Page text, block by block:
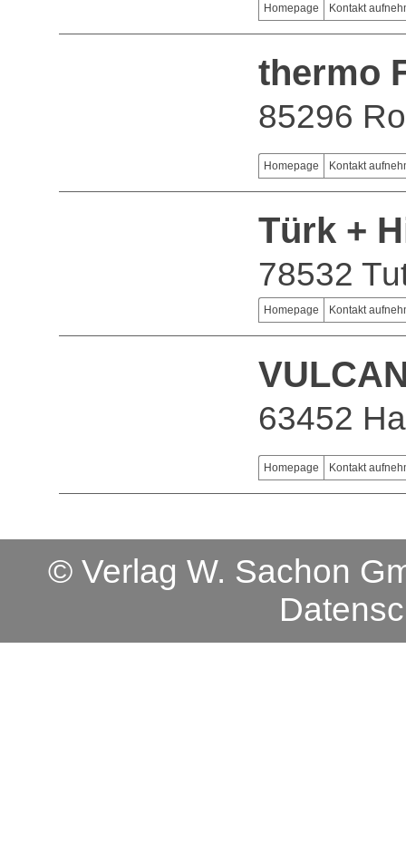
Homepage Kontakt
thermo
85296
Homepage Kontakt
Türk +
78532
Homepage Kontakt
63452
Homepage Kontakt
© Verlag W. Sachon